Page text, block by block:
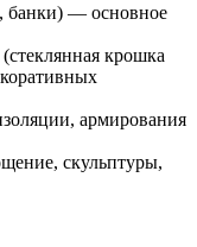
банки) — основное
(стеклянная крошка
армирования
скульптуры,